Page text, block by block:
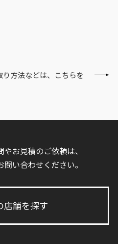
方法などは、こちらを
お見積のご依頼は、
い合わせください。
店舗を探す